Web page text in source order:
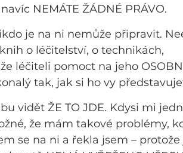
NEMÁTE ŽÁDNÉ PRÁVO.
je na ni nemůže připravit.
o léčitelství, o technikách,
léčiteli pomoct na jeho OSOBNÍ
tak, jak si ho vy
vidět ŽE TO JDE. Kdysi mi
že mám takové problémy,
se na ni a řekla jsem –